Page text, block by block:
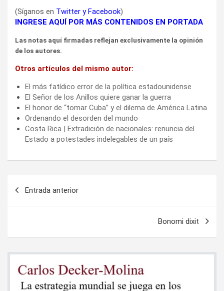
(Síganos en Twitter yFacebook)
INGRESE AQUÍ POR MÁS CONTENIDOS EN PORTADA
Las notas aquí firmadas reflejan exclusivamente la opinión
de los autores.
Otros artículos del mismo autor:
El más fatídico error de la política estadounidense
El Señor de los Anillos quiere ganar la guerra
El honor de “tomar Cuba” y el dilema de América Latina
Ordenando el desorden del mundo
Costa Rica | Extradición de nacionales: renuncia del
Estado a potestades indelegables de un país
Entrada anterior
Bonomi dixit